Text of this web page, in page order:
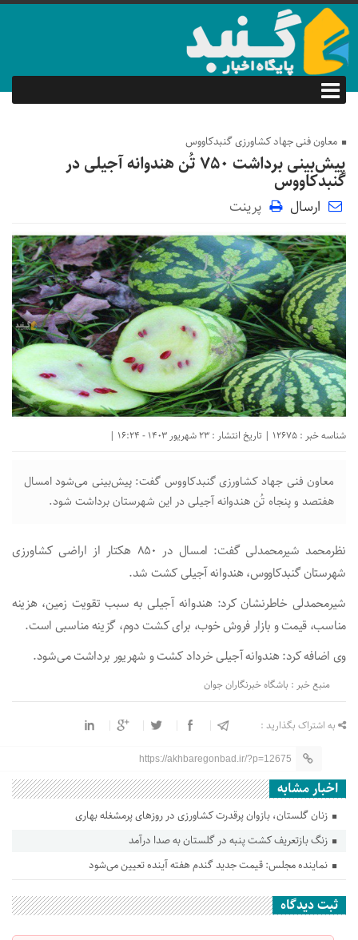
معاون فنی جهاد کشاورزی گنبدکاووس
پیش‌بینی برداشت ۷۵۰ تُن هندوانه آجیلی در
گنبدکاووس
ارسال پرینت
شناسه خبر : 12675 | تاریخ انتشار : 23 شهریور 1403 - 16:24 |
معاون فنی جهاد کشاورزی گنبدکاووس گفت: پیش‌بینی می‌شود امسال
هفتصد و پنجاه تُن هندوانه آجیلی در این شهرستان برداشت شود.
نظرمحمد شیرمحمدلی گفت: امسال در ۸۵۰ هکتار از اراضی کشاورزی
شهرستان گنبدکاووس، هندوانه آجیلی کشت شد.
شیرمحمدلی خاطرنشان کرد: هندوانه آجیلی به سبب تقویت زمین، هزینه
مناسب، قیمت و بازار فروش خوب، برای کشت دوم، گزینه مناسبی است.
وی اضافه کرد: هندوانه آجیلی خرداد کشت و شهریور برداشت می‌شود.
منبع خبر : باشگاه خبرنگاران جوان
به اشتراک بگذارید :
https://akhbaregonbad.ir/?p=12675
اخبار مشابه
زنان گلستان، بازوان پرقدرت کشاورزی در روزهای پرمشغله بهاری
زنگ بازتعریف کشت پنبه در گلستان به صدا درآمد
نماینده مجلس: قیمت جدید گندم هفته آینده تعیین می‌شود
ثبت دیدگاه